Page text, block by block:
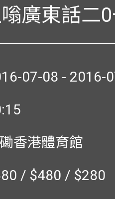
廣東話二
07-08 - 2016-
香港體育館
/ $480 / $280